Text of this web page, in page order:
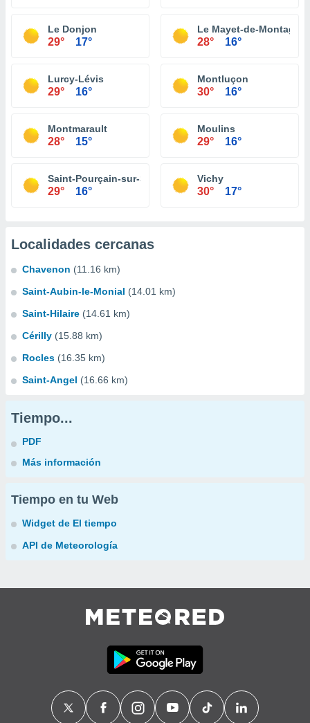
Le Donjon
29° 17°
Le Mayet-de-Montagne
28° 16°
Lurcy-Lévis
29° 16°
Montluçon
30° 16°
Montmarault
28° 15°
Moulins
29° 16°
Saint-Pourçain-sur-Sioule
29° 16°
Vichy
30° 17°
Localidades cercanas
Chavenon (11.16 km)
Saint-Aubin-le-Monial (14.01 km)
Saint-Hilaire (14.61 km)
Cérilly (15.88 km)
Rocles (16.35 km)
Saint-Angel (16.66 km)
Tiempo...
PDF
Más información
Tiempo en tu Web
Widget de El tiempo
API de Meteorología